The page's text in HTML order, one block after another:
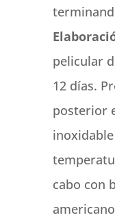
pelicular
12 días.
posterior
cabo con